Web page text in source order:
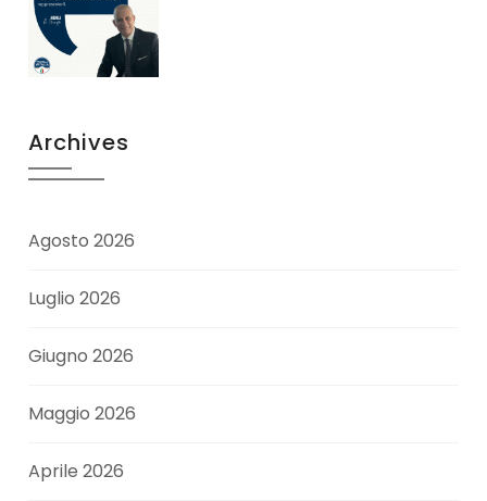
Archives
Agosto 2026
Luglio 2026
Giugno 2026
Maggio 2026
Aprile 2026